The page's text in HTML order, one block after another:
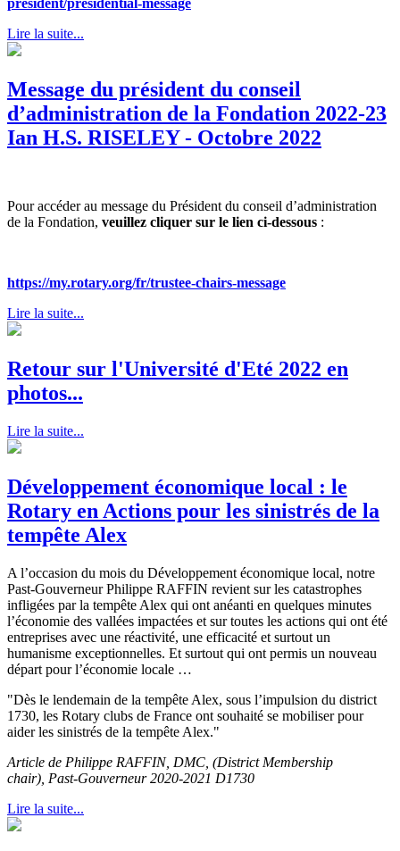
president/presidential-message
Lire la suite...
Message du président du conseil
d’administration de la Fondation 2022-23
Ian H.S. RISELEY - Octobre 2022
Pour accéder au message du Président du conseil d’administration
de la Fondation, veuillez cliquer sur le lien ci-dessous :
https://my.rotary.org/fr/trustee-chairs-message
Lire la suite...
Retour sur l'Université d'Eté 2022 en
photos...
Lire la suite...
Développement économique local : le
Rotary en Actions pour les sinistrés de la
tempête Alex
A l’occasion du mois du Développement économique local, notre
Past-Gouverneur Philippe RAFFIN revient sur les catastrophes
infligées par la tempête Alex qui ont anéanti en quelques minutes
l’économie des vallées impactées et sur toutes les actions qui ont été
entreprises avec une réactivité, une efficacité et surtout un
humanisme exceptionnelles. Et surtout qui ont permis un nouveau
départ pour l’économie locale …
"Dès le lendemain de la tempête Alex, sous l’impulsion du district
1730, les Rotary clubs de France ont souhaité se mobiliser pour
aider les sinistrés de la tempête Alex."
Article de Philippe RAFFIN, DMC, (District Membership
chair), Past-Gouverneur 2020-2021 D1730
Lire la suite...